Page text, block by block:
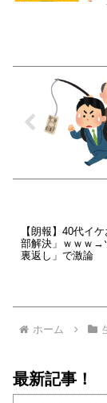
【朗報】40代イ
部解決」ｗｗｗ→
裏返し」で激論
ホーム
最新記事！